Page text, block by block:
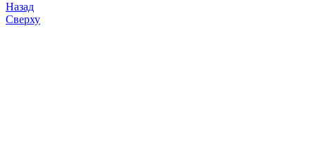
Назад
Сверху